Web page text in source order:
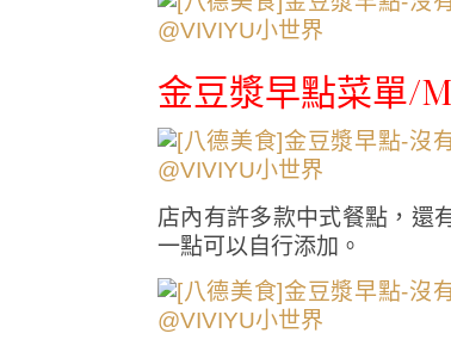
金豆漿早點菜單/
店內有許多款中式餐點，還
一點可以自行添加。